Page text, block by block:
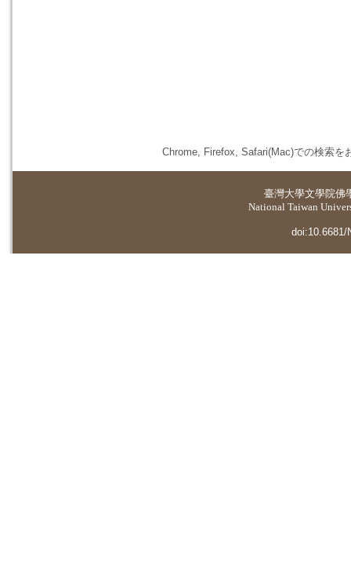
Chrome, Firefox, Safari(Mac)での検索を
臺灣大學文學院佛
National Taiwan
doi:10.6681/